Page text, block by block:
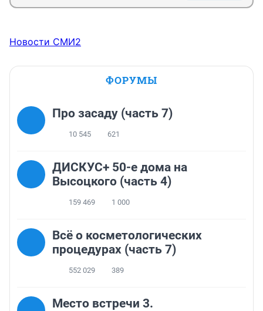
Новости СМИ2
ФОРУМЫ
Про засаду (часть 7)
10 545 621
ДИСКУС+ 50-е дома на
Высоцкого (часть 4)
159 469 1 000
Всё о косметологических
процедурах (часть 7)
552 029 389
Место встречи 3.